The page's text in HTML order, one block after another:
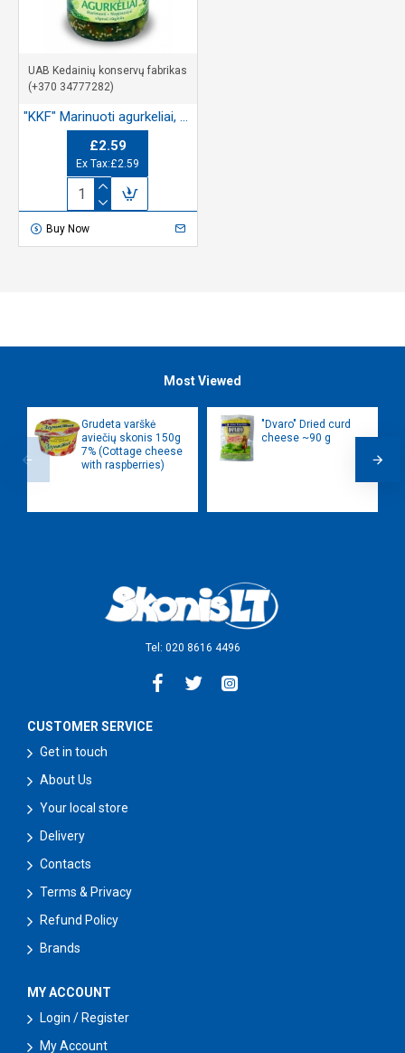
UAB Kedainių konservų fabrikas
(+370 34777282)
"KKF" Marinuoti agurkeliai, nepjaustyti 660g (Pickled gherkins)
£2.59
Ex Tax:£2.59
Buy Now
Most Viewed
Grudeta varškė
aviečių skonis 150g
7% (Cottage cheese
with raspberries)
"Dvaro" Dried curd
cheese ~90 g
Tel: 020 8616 4496
CUSTOMER SERVICE
Get in touch
About Us
Your local store
Delivery
Contacts
Terms & Privacy
Refund Policy
Brands
MY ACCOUNT
Login / Register
My Account